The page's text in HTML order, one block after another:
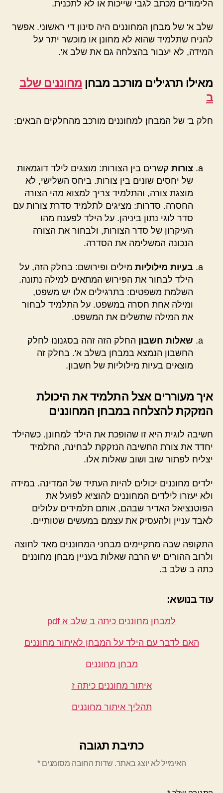
הלימודים מכתב לגבי שייכות או לא לתכנית.
שלב א' של מבחן המחוננים היה סינון די ראשוני. אפשר
להניח שתלמיד שהוא לא מחונן או מוכשר יתר על
המידה, לא יעבור בהצלחה גם את שלב א'.
מאילו תרגילים מורכב מבחן מחוננים שלב
ב
חלק ב' של המבחן למחוננים מורכב מהחלקים הבאים:
צורות קשרים בין הצורות: מוצגים לילד דוגמאות
של יחסים שונים בין צורות. ביחס השלישי, לא
מוצגת צורה, והתלמיד צריך למצוא מהי הצורה
החסרה. סדרות: מציגים לתלמיד סדרת צורות עם
סדר לוגי נתון ביניהן. על הילד לפענח מהו
העיקרון של סדר הצורות, ולבחור את הצורה
הנכונה המשלימה את הסדרה.
בעיות מילוליות מילים ופירושם: בחלק הזה, על
הילד לבחור את הפירוש המתאים למילה נתונה.
השלמת משפטים: בתרגילים אלו יש משפט,
ומילה אחת חסרה במשפט. על התלמיד לבחור
את המילה שתשלים את המשפט.
שאלות חשבון החלק הזה זהה בסגנונו לחלק
החשבון הנמצא במבחן בשלב א'. בחלק זה
מוצאים בעיות מילוליות של חשבון.
איך מעוררים אצל התלמיד את היכולת
הנזקקת להצלחה במבחן המחוננים
חשיבה לוגית היא זו שהופכת את הילד למחונן. כשהילד
יחדד את צורת החשיבה הנזקקת לבחינה, התלמיד
יצליח לפתור שוב ושוב שאלות אלו.
ילדים מחוננים יכולים להיות העתיד של המדינה. במידה
ולא יעזרו לילדים המחוננים להוציא לפועל את
הפוטנציאל האדיר שבהם, אותם תלמידים עלולים
לאבד עניין ולהעסיק את עצמם במעשים שטותיים.
התקופה שבה מתקיימים מבחני המחוננים מאד לחוצה
ולרוב ההורים יש הרבה שאלות בעניין מבחן מחוננים
כתה ב שלב ב.
עוד בנושא:
למבחן מחוננים כיתה ב שלב א pdf
האם לדבר עם הילד על המבחן לאיתור מחוננים
מבחן מחוננים
איתור מחוננים כיתה ז
תהליך איתור מחוננים
כתיבת תגובה
האימייל לא יוצג באתר. שדות החובה מסומנים*